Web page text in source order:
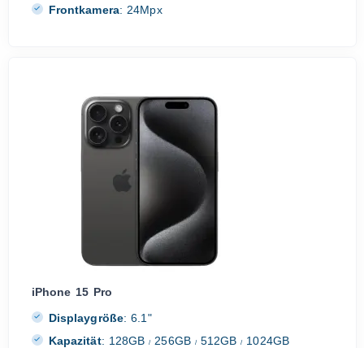
Frontkamera: 24Mpx
iPhone 15 Pro
Displaygröße: 6.1"
Kapazität: 128GB/ 256GB /512GB/ 1024GB